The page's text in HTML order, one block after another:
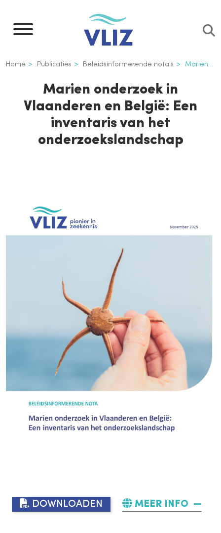
naar
inhoud
Kruimelpad
Home Publicaties Beleidsinformerende nota's Marien onderzoek in Vlaanderen en België: Een inventaris van het onderzoekslandschap
Marien onderzoek in
Vlaanderen en België: Een
inventaris van het
onderzoekslandschap
DOWNLOADEN MEER INFO